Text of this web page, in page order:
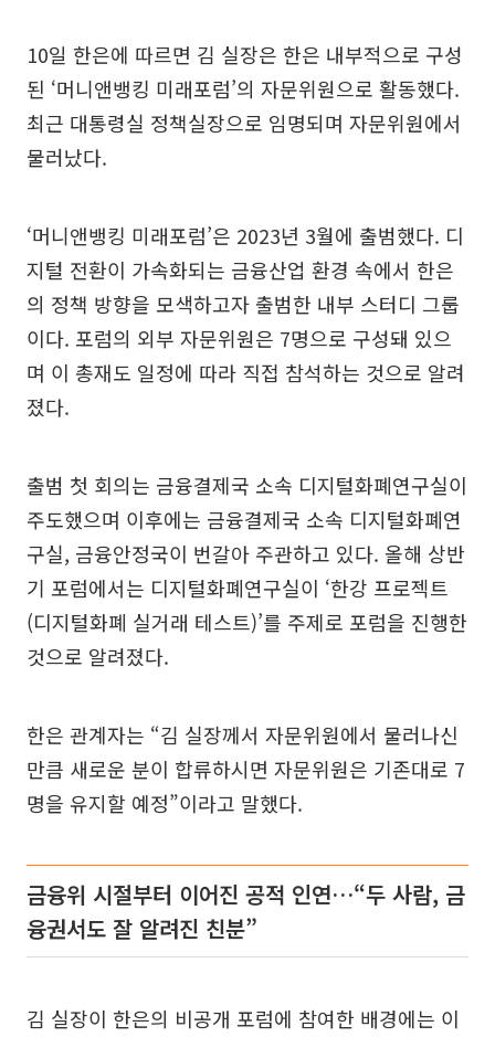
10일 한은에 따르면 김 실장은 한은 내부적으로 구성
된 ‘머니앤뱅킹 미래포럼’의 자문위원으로 활동했다.
최근 대통령실 정책실장으로 임명되며 자문위원에서
물러났다.
‘머니앤뱅킹 미래포럼’은 2023년 3월에 출범했다. 디
지털 전환이 가속화되는 금융산업 환경 속에서 한은
의 정책 방향을 모색하고자 출범한 내부 스터디 그룹
이다. 포럼의 외부 자문위원은 7명으로 구성돼 있으
며 이 총재도 일정에 따라 직접 참석하는 것으로 알려
졌다.
출범 첫 회의는 금융결제국 소속 디지털화폐연구실이
주도했으며 이후에는 금융결제국 소속 디지털화폐연
구실, 금융안정국이 번갈아 주관하고 있다. 올해 상반
기 포럼에서는 디지털화폐연구실이 ‘한강 프로젝트
(디지털화폐 실거래 테스트)’를 주제로 포럼을 진행한
것으로 알려졌다.
한은 관계자는 “김 실장께서 자문위원에서 물러나신
만큼 새로운 분이 합류하시면 자문위원은 기존대로 7
명을 유지할 예정”이라고 말했다.
금융위 시절부터 이어진 공적 인연…“두 사람, 금
융권서도 잘 알려진 친분”
김 실장이 한은의 비공개 포럼에 참여한 배경에는 이